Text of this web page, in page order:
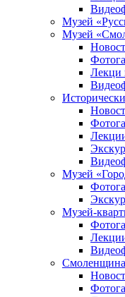
Музей
Музей
Лекци
Музей
Музей-